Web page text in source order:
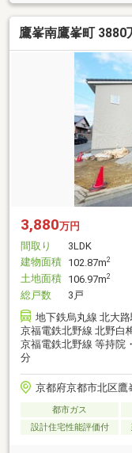
鷹峯南鷹峯町 3880
3,880万円
間取り
3LDK
建物面積 102.87m2
土地面積 106.97m2
総戸数
3戸
地下鉄烏丸線 北大
京福電鉄北野線 北野白
京福電鉄北野線 等持院
分
京都府京都市北区鷹
都市ガス
設計住宅性能評価付